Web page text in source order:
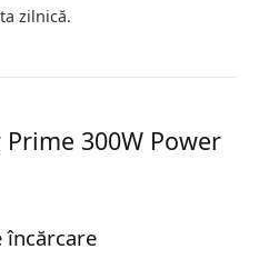
zilnică.
300W Power
încărcare